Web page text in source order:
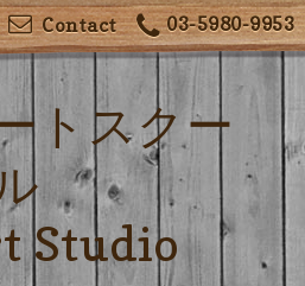
03-5980-9953
Contact
トスクー
Studio